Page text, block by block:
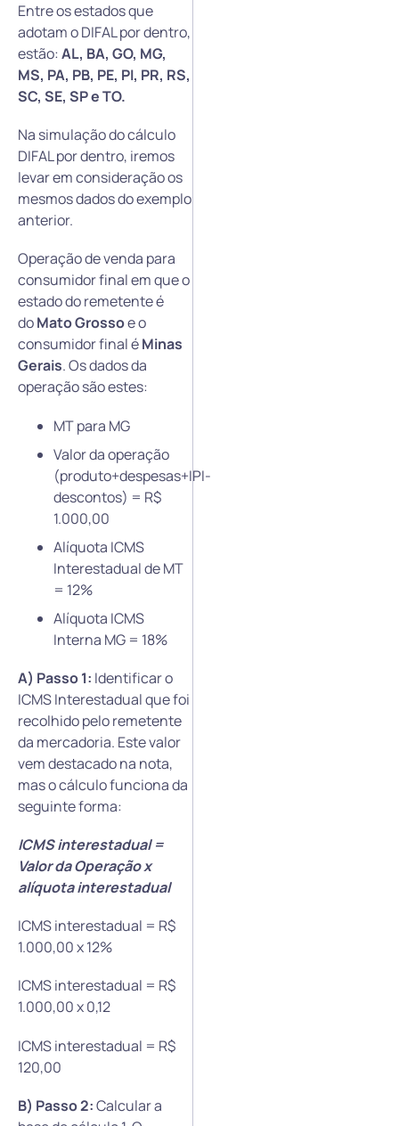
Entre os estados que
adotam o DIFAL por dentro,
estão: AL, BA, GO, MG,
MS, PA, PB, PE, PI, PR, RS,
SC, SE, SP e TO.
Na simulação do cálculo
DIFAL por dentro, iremos
levar em consideração os
mesmos dados do exemplo
anterior.
Operação de venda para
consumidor final em que o
estado do remetente é
doMato Grossoe o
consumidor final éMinas
Gerais. Os dados da
operação são estes:
MT para MG
Valor da operação
(produto+despesas+IPI-
descontos) = R$
1.000,00
Alíquota ICMS
Interestadual de MT
= 12%
Alíquota ICMS
Interna MG = 18%
A) Passo 1: Identificar o
ICMS Interestadual que foi
recolhido pelo remetente
da mercadoria. Este valor
vem destacado na nota,
mas o cálculo funciona da
seguinte forma:
ICMS interestadual =
Valor da Operação x
alíquota interestadual
ICMS interestadual = R$
1.000,00 x 12%
ICMS interestadual = R$
1.000,00 x 0,12
ICMS interestadual = R$
120,00
B) Passo 2:Calcular a